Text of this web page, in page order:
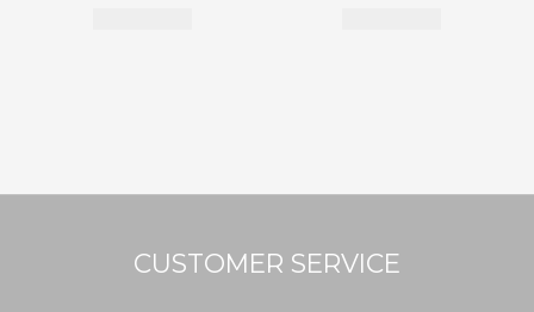
CUSTOMER SERVICE